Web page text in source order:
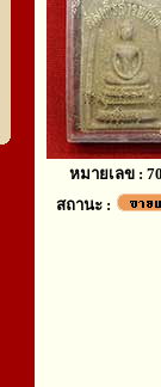
หมายเลข :
สถานะ :